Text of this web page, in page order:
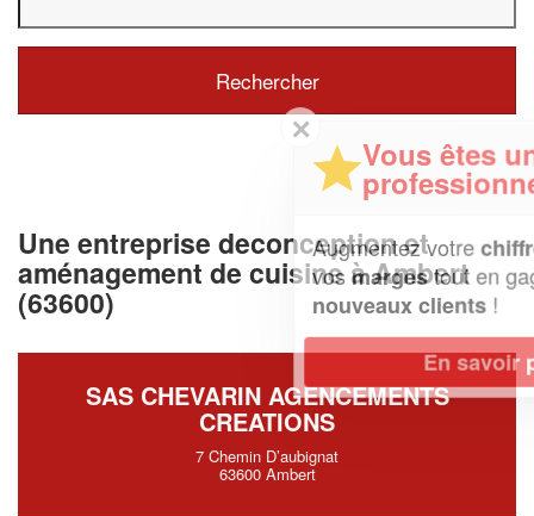
Une entreprise deconception et
aménagement de cuisine à Ambert
(63600)
SAS CHEVARIN AGENCEMENTS
CREATIONS
7 Chemin D’aubignat
63600 Ambert
Vous êtes un
professionnel ?
Augmentez votrechiffre d'affaireset
vosmargestout en gagnant de
nouveaux clients!
En savoir plus